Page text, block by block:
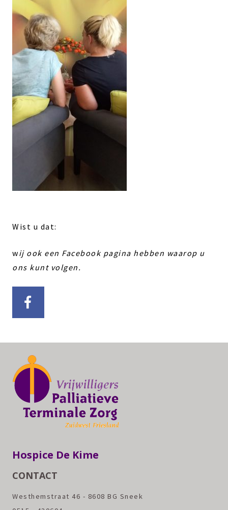
Wist u dat:
wij ook een Facebook pagina hebben waarop u
ons kunt volgen.
Hospice De Kime
CONTACT
Westhemstraat 46 - 8608 BG Sneek